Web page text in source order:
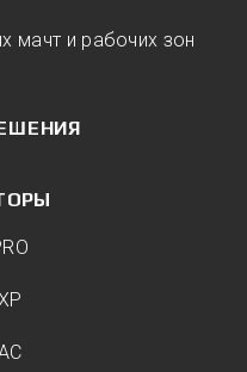
мачт и рабочих зон